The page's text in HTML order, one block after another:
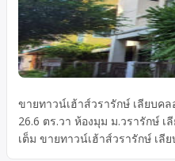
ขายทาวน์เฮ้าส์วรารักษ์ เลียบค
26.6 ตร.วา ห้องมุม ม.วรารักษ์
เต็ม ขายทาวน์เฮ้าส์วรารักษ์ เลี